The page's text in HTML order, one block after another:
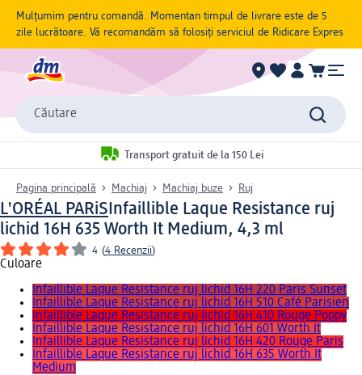
Mulțumim pentru comandă. Momentan timpul de livrare este de 5
zile lucrătoare. Vă recomandăm să folosiți serviciul de Ridicare Expres
Căutare
Transport gratuit de la 150 Lei
Pagina principală Machiaj Machiaj buze Ruj
L'ORÉAL PARiS Infaillible Laque Resistance ruj
lichid 16H 635 Worth It Medium, 4,3 ml
4 (4 Recenzii)
Culoare
Infaillible Laque Resistance ruj lichid 16H 220 Paris Sunset
Infaillible Laque Resistance ruj lichid 16H 510 Café Parisien
Infaillible Laque Resistance ruj lichid 16H 410 Rouge Poppy
Infaillible Laque Resistance ruj lichid 16H 601 Worth It
Infaillible Laque Resistance ruj lichid 16H 420 Rouge Paris
Infaillible Laque Resistance ruj lichid 16H 635 Worth It
Medium